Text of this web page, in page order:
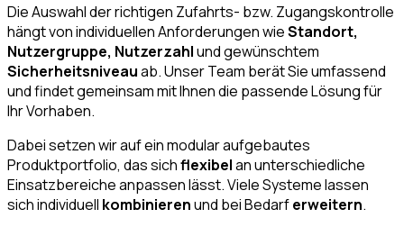
Die Auswahl der richtigen Zufahrts- bzw. Zugangskontrolle
hängt von individuellen Anforderungen wieStandort,
Nutzergruppe, Nutzerzahlund gewünschtem
Sicherheitsniveauab. Unser Team berät Sie umfassend
und findet gemeinsam mit Ihnen die passende Lösung für
Ihr Vorhaben.
Dabei setzen wir auf ein modular aufgebautes
Produktportfolio, das sichflexibelan unterschiedliche
Einsatzbereiche anpassen lässt. Viele Systeme lassen
sich individuell kombinierenund bei Bedarferweitern.